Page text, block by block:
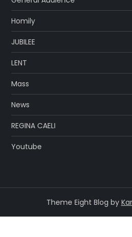
Homily
JUBILEE
LENT
Mass
News
REGINA CAELI
Youtube
Theme Eight Blog by